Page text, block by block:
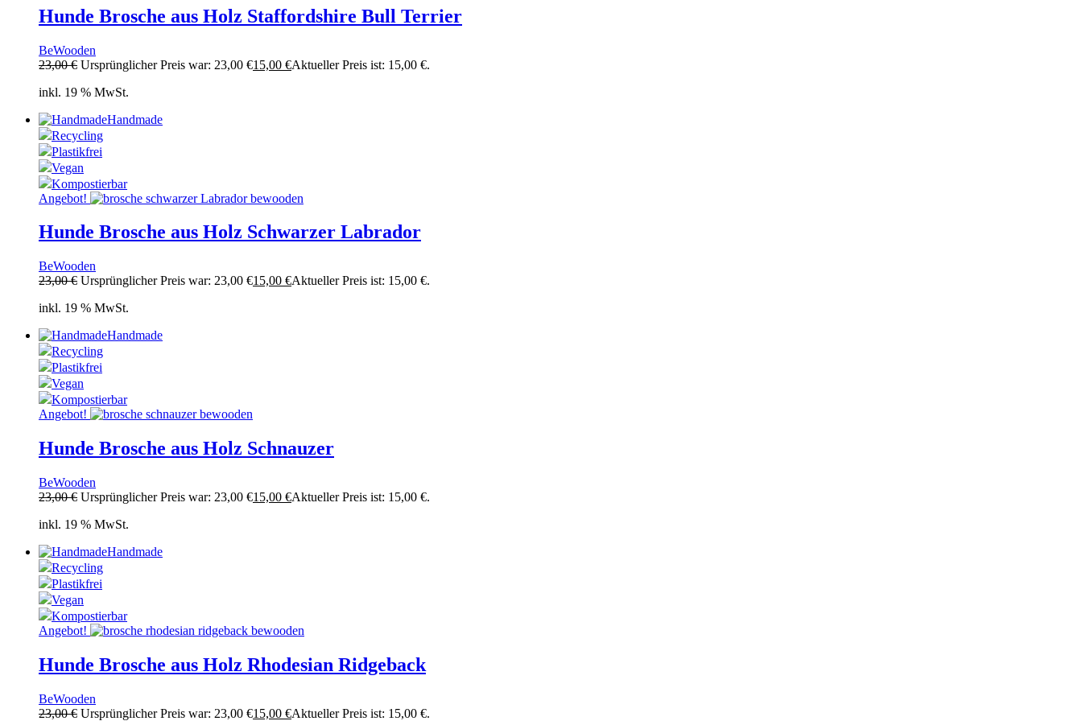
Hunde Brosche aus Holz Staffordshire Bull Terrier
BeWooden
23,00€ Ursprünglicher Preis war: 23,00 €15,00 €Aktueller Preis ist: 15,00 €.
inkl. 19 % MwSt.
Handmade
Recycling
Plastikfrei
Vegan
Kompostierbar
Angebot!
Hunde Brosche aus Holz Schwarzer Labrador
BeWooden
23,00€ Ursprünglicher Preis war: 23,00 €15,00 €Aktueller Preis ist: 15,00 €.
inkl. 19 % MwSt.
Handmade
Recycling
Plastikfrei
Vegan
Kompostierbar
Angebot!
Hunde Brosche aus Holz Schnauzer
BeWooden
23,00€ Ursprünglicher Preis war: 23,00 €15,00 €Aktueller Preis ist: 15,00 €.
inkl. 19 % MwSt.
Handmade
Recycling
Plastikfrei
Vegan
Kompostierbar
Angebot!
Hunde Brosche aus Holz Rhodesian Ridgeback
BeWooden
23,00€ Ursprünglicher Preis war: 23,00 €15,00 €Aktueller Preis ist: 15,00 €.